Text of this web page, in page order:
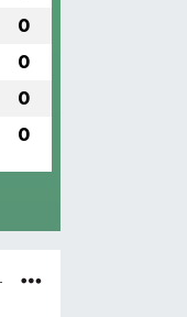
0
0
0
0